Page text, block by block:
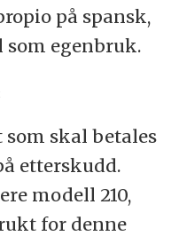
på spansk,
egenbruk.
skal betales
etterskudd.
modell 210,
for denne